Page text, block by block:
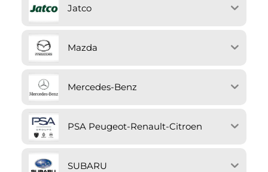
Jatco
Mazda
Mercedes-Benz
PSA Peugeot-Renault-Citroen
SUBARU